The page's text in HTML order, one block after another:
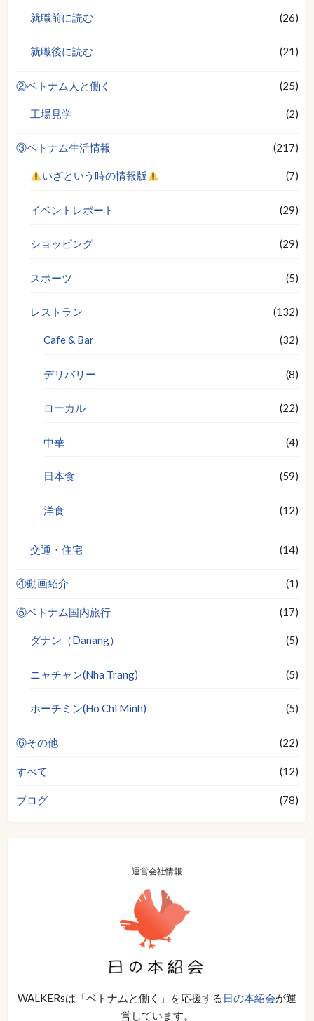
就職前に読む (26)
就職後に読む (21)
②ベトナム人と働く (25)
工場見学 (2)
③ベトナム生活情報 (217)
いざという時の情報版 (7)
イベントレポート (29)
ショッピング (29)
スポーツ (5)
レストラン (132)
Cafe & Bar (32)
デリバリー (8)
ローカル (22)
中華 (4)
日本食 (59)
洋食 (12)
交通・住宅 (14)
④動画紹介 (1)
⑤ベトナム国内旅行 (17)
ダナン（Danang） (5)
ニャチャン(Nha Trang) (5)
ホーチミン(Ho Chi Minh) (5)
⑥その他 (22)
すべて (12)
ブログ (78)
運営会社情報
WALKERsは「ベトナムと働く」を応援する 日の本紹会が運
営しています。